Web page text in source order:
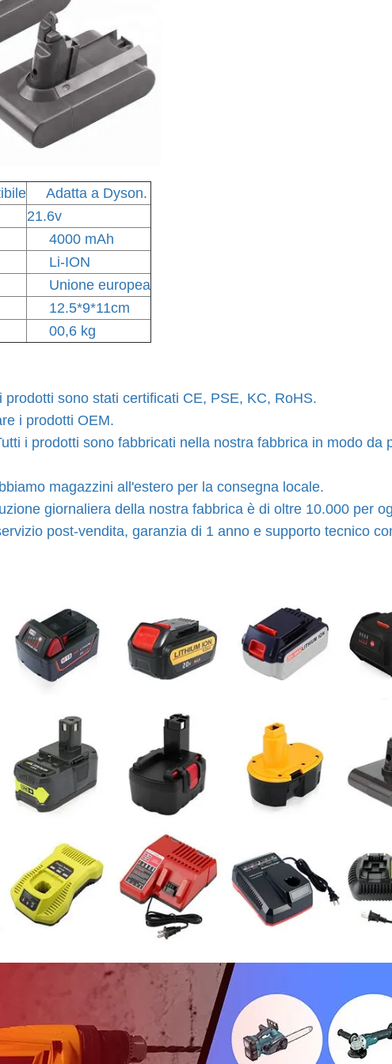
Adatta a Dyson.
21.6v
4000 mAh
Li-ION
Unione europea
12.5*9*11cm
00,6 kg
prodotti sono stati certificati CE, PSE, KC, RoHS.
i prodotti OEM.
i prodotti sono fabbricati nella nostra fabbrica in modo da
magazzini all'estero per la consegna locale.
giornaliera della nostra fabbrica è di oltre 10.000 per
post-vendita, garanzia di 1 anno e supporto tecnico